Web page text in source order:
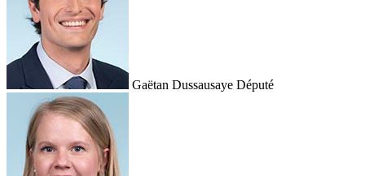
Gaëtan Dussausaye Député